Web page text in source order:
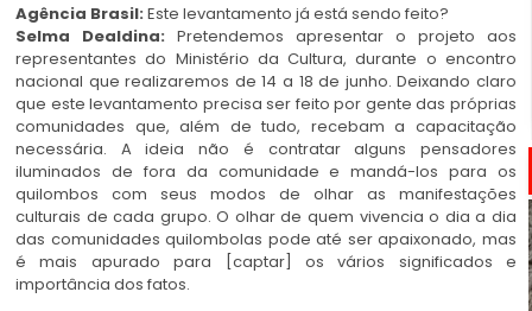
Agência Brasil: Este levantamento já está sendo feito?
Selma Dealdina: Pretendemos apresentar o projeto aos
representantes do Ministério da Cultura, durante o encontro
nacional que realizaremos de 14 a 18 de junho. Deixando claro
que este levantamento precisa ser feito por gente das próprias
comunidades que, além de tudo, recebam a capacitação
necessária. A ideia não é contratar alguns pensadores
iluminados de fora da comunidade e mandá-los para os
quilombos com seus modos de olhar as manifestações
culturais de cada grupo. O olhar de quem vivencia o dia a dia
das comunidades quilombolas pode até ser apaixonado, mas
é mais apurado para [captar] os vários significados e
importância dos fatos.